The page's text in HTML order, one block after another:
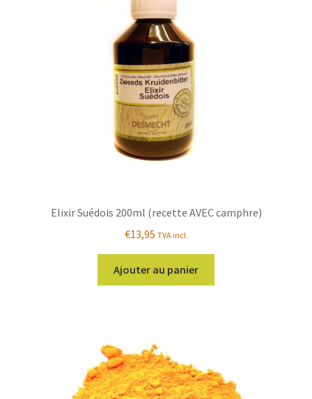
Elixir Suédois 200ml (recette AVEC camphre)
€13,95 TVA incl.
Ajouter au panier